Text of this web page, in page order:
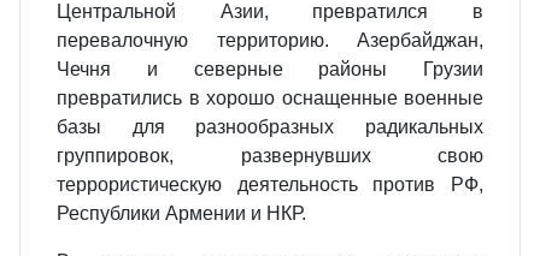
Центральной Азии, превратился в
перевалочную территорию. Азербайджан,
Чечня и северные районы Грузии
превратились в хорошо оснащенные военные
базы для разнообразных радикальных
группировок, развернувших свою
террористическую деятельность против РФ,
Республики Армении и НКР.